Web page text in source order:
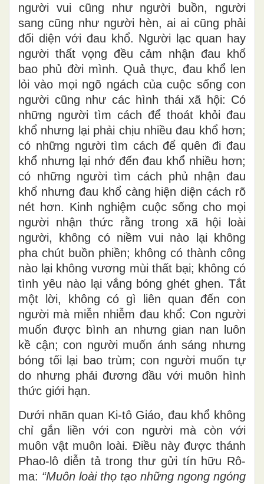
người vui cũng như người buồn, người
sang cũng như người hèn, ai ai cũng phải
đối diện với đau khổ. Người lạc quan hay
người thất vọng đều cảm nhận đau khổ
bao phủ đời mình. Quả thực, đau khổ len
lỏi vào mọi ngõ ngách của cuộc sống con
người cũng như các hình thái xã hội: Có
những người tìm cách để thoát khỏi đau
khổ nhưng lại phải chịu nhiều đau khổ hơn;
có những người tìm cách để quên đi đau
khổ nhưng lại nhớ đến đau khổ nhiều hơn;
có những người tìm cách phủ nhận đau
khổ nhưng đau khổ càng hiện diện cách rõ
nét hơn. Kinh nghiệm cuộc sống cho mọi
người nhận thức rằng trong xã hội loài
người, không có niềm vui nào lại không
pha chút buồn phiền; không có thành công
nào lại không vương mùi thất bại; không có
tình yêu nào lại vắng bóng ghét ghen. Tắt
một lời, không có gì liên quan đến con
người mà miễn nhiễm đau khổ: Con người
muốn được bình an nhưng gian nan luôn
kề cận; con người muốn ánh sáng nhưng
bóng tối lại bao trùm; con người muốn tự
do nhưng phải đương đầu với muôn hình
thức giới hạn.
Dưới nhãn quan Ki-tô Giáo, đau khổ không
chỉ gắn liền với con người mà còn với
muôn vật muôn loài. Điều này được thánh
Phao-lô diễn tả trong thư gửi tín hữu Rô-
ma: “Muôn loài thọ tạo những ngong ngóng